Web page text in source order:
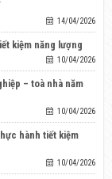
14/04/2026
kiệm năng lượng
10/04/2026
– toà nhà năm
10/04/2026
hành tiết kiệm
10/04/2026